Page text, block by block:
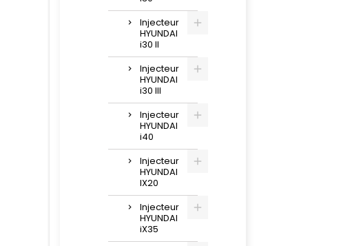
Injecteur
HYUNDAI
i30 II
Injecteur
HYUNDAI
i30 III
Injecteur
HYUNDAI
i40
Injecteur
HYUNDAI
IX20
Injecteur
HYUNDAI
iX35